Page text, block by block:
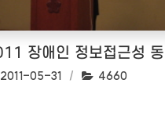
작성일:
2011-05-31 조회수:
4660